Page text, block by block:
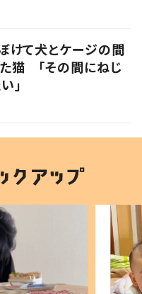
けて犬とケージの間
猫 「その間にねじ
」